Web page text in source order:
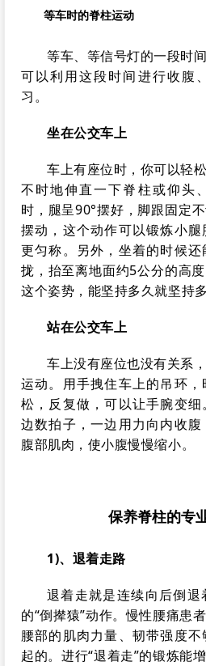
等车时的脊柱运动
等车、等信号灯的一段时
可以利用这段时间进行收腹
习。
坐在公交车上
车上有座位时，你可以轻
不时地伸直一下脊柱或仰头
时，腿呈90°摆好，脚跟固定
摆动，这个动作可以锻炼小
更匀称。另外，坐着的时候
拢，抬至离地面约5公分的高
这个姿势，能坚持多久就坚持多
站在公交车上
车上没有座位也没有关系
运动。用手拽住车上的吊环
松，反复做，可以让手腕变
边数拍子，一边用力向内收
腹部肌肉，使小腹慢慢缩小。
保养脊柱的专
1)、退着走路
退着走就是连续向后倒退
的“倒撵猿”动作。慢性腰痛患
腰部的肌肉力量、韧带强度
起的。进行“退着走”的锻炼能